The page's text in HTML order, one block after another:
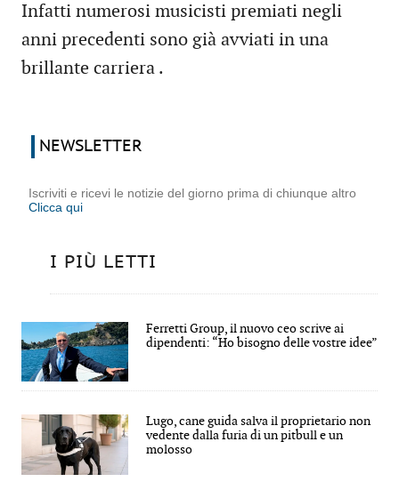
Infatti numerosi musicisti premiati negli
anni precedenti sono già avviati in una
brillante carriera .
NEWSLETTER
Iscriviti e ricevi le notizie del giorno prima di chiunque altro
Clicca qui
I PIÙ LETTI
Ferretti Group, il nuovo ceo scrive ai
dipendenti: “Ho bisogno delle vostre idee”
Lugo, cane guida salva il proprietario non
vedente dalla furia di un pitbull e un
molosso